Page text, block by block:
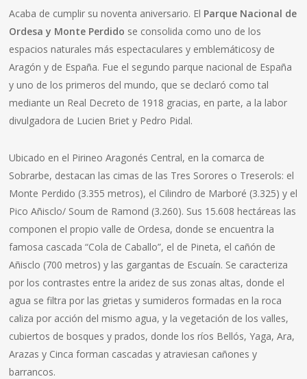
Acaba de cumplir su noventa aniversario. El Parque Nacional de
Ordesa y Monte Perdido se consolida como uno de los
espacios naturales más espectaculares y emblemáticosy de
Aragón y de España. Fue el segundo parque nacional de España
y uno de los primeros del mundo, que se declaró como tal
mediante un Real Decreto de 1918 gracias, en parte, a la labor
divulgadora de Lucien Briet y Pedro Pidal.
Ubicado en el Pirineo Aragonés Central, en la comarca de
Sobrarbe, destacan las cimas de las Tres Sorores o Treserols: el
Monte Perdido (3.355 metros), el Cilindro de Marboré (3.325) y el
Pico Añisclo/ Soum de Ramond (3.260). Sus 15.608 hectáreas las
componen el propio valle de Ordesa, donde se encuentra la
famosa cascada “Cola de Caballo”, el de Pineta, el cañón de
Añisclo (700 metros) y las gargantas de Escuaín. Se caracteriza
por los contrastes entre la aridez de sus zonas altas, donde el
agua se filtra por las grietas y sumideros formadas en la roca
caliza por acción del mismo agua, y la vegetación de los valles,
cubiertos de bosques y prados, donde los ríos Bellós, Yaga, Ara,
Arazas y Cinca forman cascadas y atraviesan cañones y
barrancos.